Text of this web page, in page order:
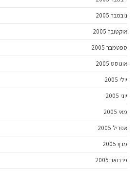
נובמבר 2005
אוקטובר 2005
ספטמבר 2005
אוגוסט 2005
יולי 2005
יוני 2005
מאי 2005
אפריל 2005
מרץ 2005
פברואר 2005